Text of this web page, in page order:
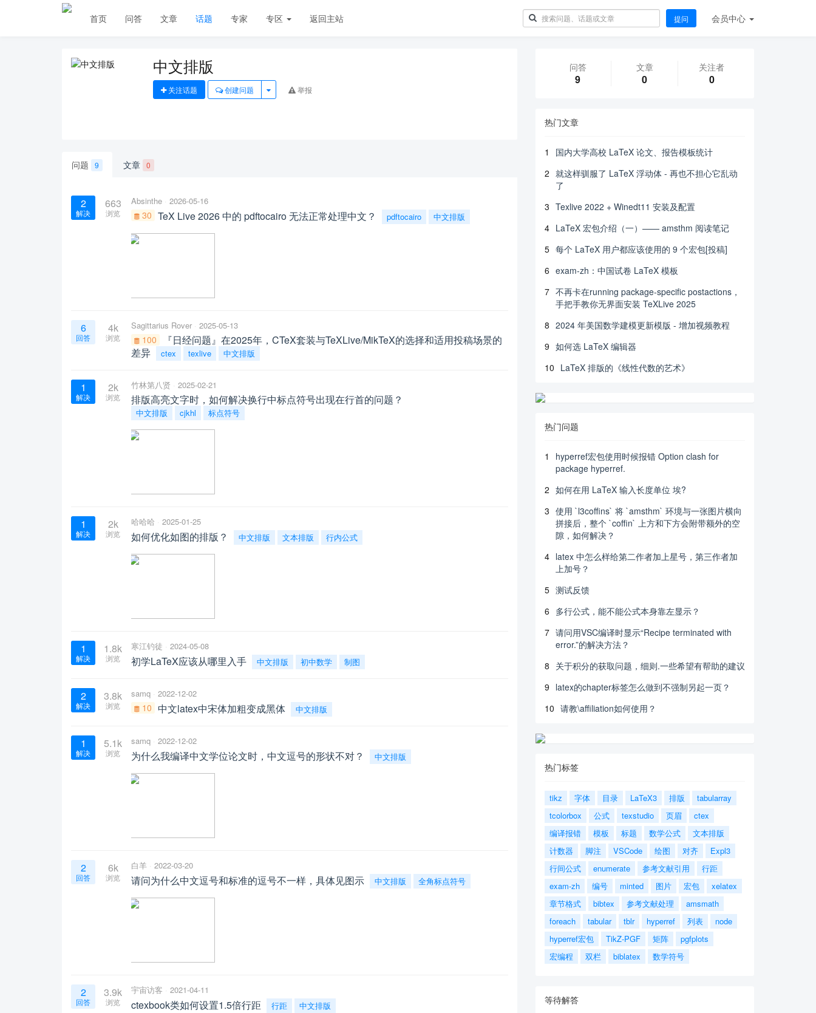
首页 问答 文章 话题 专家 专区 返回主站 提问 会员中心
中文排版
关注话题 创建问题 举报
问题 9 文章 0
2
解决
663
浏览
Absinthe 2026-05-16
30 TeX Live 2026 中的 pdftocairo 无法正常处理中文？ pdftocairo 中文排版
6
回答
4k
浏览
Sagittarius Rover 2025-05-13
100
『日经问题』在2025年，CTeX套装与TeXLive/MikTeX的选择和适用投稿场景的
差异
ctex texlive 中文排版
1
解决
2k
浏览
竹林第八贤 2025-02-21
排版高亮文字时，如何解决换行中标点符号出现在行首的问题？
中文排版 cjkhl 标点符号
1
解决
2k
浏览
哈哈哈 2025-01-25
如何优化如图的排版？ 中文排版 文本排版 行内公式
1
解决
1.8k
浏览
寒江钓徒 2024-05-08
初学LaTeX应该从哪里入手 中文排版 初中数学 制图
2
解决
3.8k
浏览
samq 2022-12-02
10 中文latex中宋体加粗变成黑体 中文排版
1
解决
5.1k
浏览
samq 2022-12-02
为什么我编译中文学位论文时，中文逗号的形状不对？ 中文排版
2
回答
6k
浏览
白羊 2022-03-20
请问为什么中文逗号和标准的逗号不一样，具体见图示 中文排版 全角标点符号
2
回答
3.9k
浏览
宇宙访客 2021-04-11
ctexbook类如何设置1.5倍行距 行距 中文排版
问答
9
文章
0
关注者
0
热门文章
1
国内大学高校 LaTeX 论文、报告模板统计
2 就这样驯服了 LaTeX 浮动体 - 再也不担心它乱动
了
3 Texlive 2022 + Winedt11 安装及配置
4 LaTeX 宏包介绍（一）—— amsthm 阅读笔记
5 每个 LaTeX 用户都应该使用的 9 个宏包[投稿]
6 exam-zh：中国试卷 LaTeX 模板
7 不再卡在running package-specific postactions，
手把手教你无界面安装 TeXLive 2025
8 2024 年美国数学建模更新模版 - 增加视频教程
9 如何选 LaTeX 编辑器
10 LaTeX 排版的《线性代数的艺术》
热门问题
1
hyperref宏包使用时候报错 Option clash for
package hyperref.
2 如何在用 LaTeX 输入长度单位 埃?
3 使用 `l3coffins` 将 `amsthm` 环境与一张图片横向
拼接后，整个 `coffin` 上方和下方会附带额外的空
隙，如何解决？
4 latex 中怎么样给第二作者加上星号，第三作者加
上加号？
5 测试反馈
6 多行公式，能不能公式本身靠左显示？
7 请问用VSC编译时显示“Recipe terminated with
error.”的解决方法？
8 关于积分的获取问题，细则.一些希望有帮助的建议
9 latex的chapter标签怎么做到不强制另起一页？
10 请教\affiliation如何使用？
热门标签
tikz 字体 目录 LaTeX3 排版
tabularray
tcolorbox
公式 texstudio 页眉
ctex
编译报错
模板 标题 数学公式
文本排版
计数器
脚注 VSCode 绘图 对齐
Expl3
行间公式
enumerate 参考文献引用
行距
exam-zh
编号 minted 图片 宏包
xelatex
章节格式
bibtex 参考文献处理
amsmath
foreach
tabular tblr hyperref 列表
node
hyperref宏包
TikZ-PGF 矩阵
pgfplots
宏编程
双栏 biblatex 数学符号
等待解答